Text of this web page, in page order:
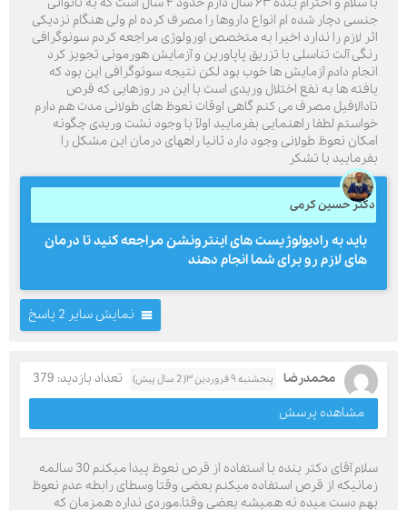
جنسی دچار شده ام انواع داروها را مصرف کرده ام ولی هنگام نزدیکی
اثر لازم را ندارد اخیرا به متخصص اورولوژی مراجعه کردم سونوگرافی
رنگی آلت تناسلی با تزریق پاپاورین و آزمایش هورمونی تجويز کرد
انجام دادم آزمایش ها خوب بود لکن نتیجه سونوگرافی این بود که
یافته ها به نفع اختلال وریدی است با این در روزهایی که قرص
تادالافیل مصرف می کنم گاهی اوقات نعوظ های طولانی مدت هم دارم
خواستم لطفا راهنمایی بفرمایید اولآ با وجود نشت وریدی چگونه
امکان نعوظ طولانی وجود دارد ثانیا راههای درمان این مشکل را
بفرمایید با تشکر
دکتر حسین کرمی
باید به رادیولوژیست های اینترونشن مراجعه کنید تا درمان
های لازم رو برای شما انجام دهند
نمایش سایر 2 پاسخ
محمدرضا پنجشنبه ۹ فروردین ۳( 2 سال پیش)
تعداد بازدید: 379
مشاهده پرسش
سلام آقای دکتر بنده با استفاده از قرص نعوظ پیدا میکنم 30 سالمه
زمانیکه از قرص استفاده میکنم بعضی وقتا وسطای رابطه عدم نعوظ
بهم دست میده نه همیشه بعضی وقتا.موردی نداره همزمان که